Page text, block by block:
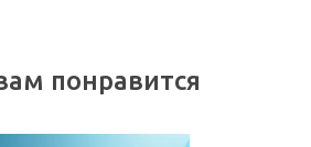
понравится